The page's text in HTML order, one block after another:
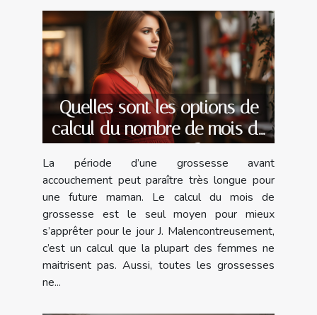
Quelles sont les options de
calcul du nombre de mois de
grossesse ?
La période d’une grossesse avant
accouchement peut paraître très longue pour
une future maman. Le calcul du mois de
grossesse est le seul moyen pour mieux
s’apprêter pour le jour J. Malencontreusement,
c’est un calcul que la plupart des femmes ne
maitrisent pas. Aussi, toutes les grossesses
ne...